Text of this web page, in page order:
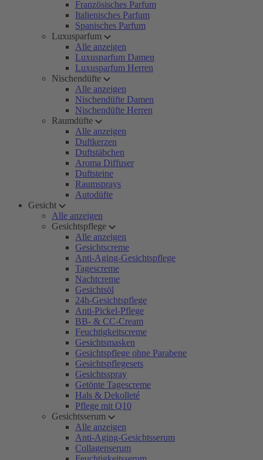
Französisches Parfum
Italienisches Parfum
Spanisches Parfum
Luxusparfum
Alle anzeigen
Luxusparfum Damen
Luxusparfum Herren
Nischendüfte
Alle anzeigen
Nischendüfte Damen
Nischendüfte Herren
Raumdüfte
Alle anzeigen
Duftkerzen
Duftstäbchen
Aroma Diffuser
Duftsteine
Raumsprays
Autodüfte
Gesicht
Alle anzeigen
Gesichtspflege
Alle anzeigen
Gesichtscreme
Anti-Aging-Gesichtspflege
Tagescreme
Nachtcreme
Gesichtsöl
24h-Gesichtspflege
Anti-Pickel-Pflege
BB- & CC-Cream
Feuchtigkeitscreme
Gesichtsmasken
Gesichtspflege ohne Parabene
Gesichtspflegesets
Gesichtsspray
Getönte Tagescreme
Hals & Dekolleté
Pflege mit Q10
Gesichtsserum
Alle anzeigen
Anti-Aging-Gesichtsserum
Collagenserum